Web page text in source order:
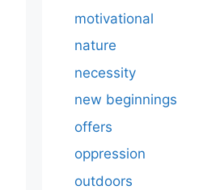
motivational
nature
necessity
new beginnings
offers
oppression
outdoors